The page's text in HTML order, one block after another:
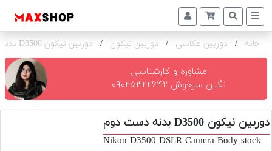
دوربین
و
تجهیزات
و
اکسسوری
خانه / دوربین عکاسی / دوربین نیکون / دوربین نیکون D3500 بدنه
مشاوره و کارشناسی
نگین سرخوش ۰۹۰۲۵۳۲۲۶۴۲
دوربین نیکون D3500 بدنه دست دوم
Nikon D3500 DSLR Camera Body stock